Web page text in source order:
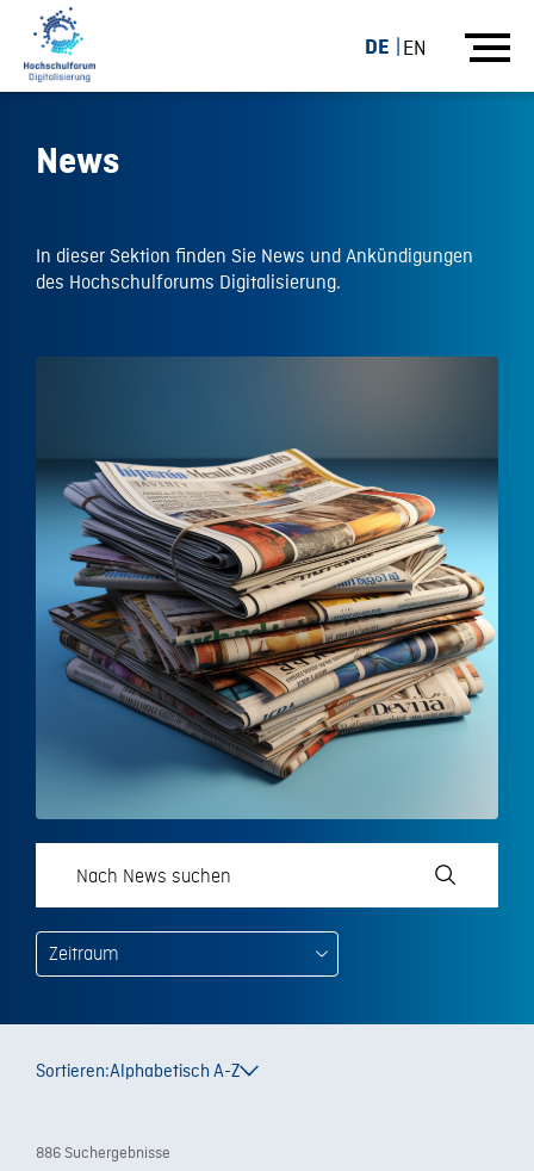
DE EN
News
In dieser Sektion finden Sie News und Ankündigungen
des Hochschulforums Digitalisierung.
Sortieren:Alphabetisch A-Z
886 Suchergebnisse